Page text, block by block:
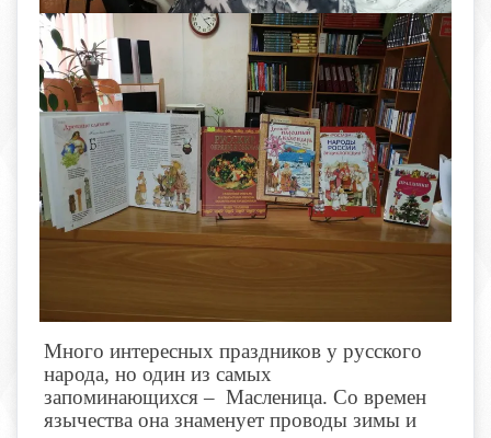
Много интересных праздников у русского
народа, но один из самых
запоминающихся – Масленица. Со времен
язычества она знаменует проводы зимы и